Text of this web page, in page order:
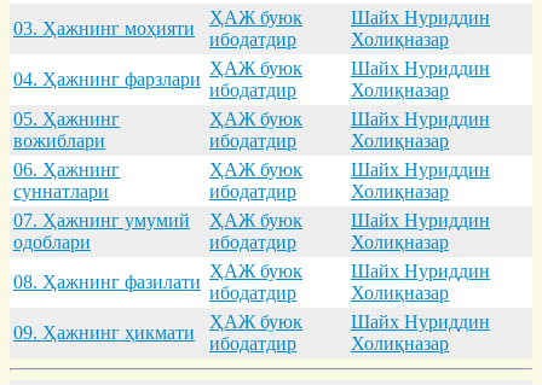
03. Ҳaжнинг моҳияти
ҲАЖ буюк
ибодатдир
Шайх Нуриддин
Холиқназар
04. Ҳaжнинг фaрзлaри
ҲАЖ буюк
ибодатдир
Шайх Нуриддин
Холиқназар
05. Ҳaжнинг
вожиблaри
ҲАЖ буюк
ибодатдир
Шайх Нуриддин
Холиқназар
06. Ҳaжнинг
суннaтлaри
ҲАЖ буюк
ибодатдир
Шайх Нуриддин
Холиқназар
07. Ҳaжнинг умумий
одоблaри
ҲАЖ буюк
ибодатдир
Шайх Нуриддин
Холиқназар
08. Ҳaжнинг фaзилaти
ҲАЖ буюк
ибодатдир
Шайх Нуриддин
Холиқназар
09. Ҳaжнинг ҳикмaти
ҲАЖ буюк
ибодатдир
Шайх Нуриддин
Холиқназар